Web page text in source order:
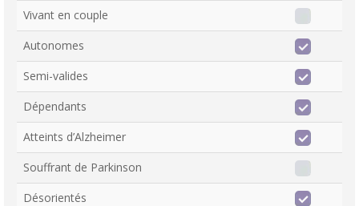
Vivant en couple
Autonomes
Semi-valides
Dépendants
Atteints d’Alzheimer
Souffrant de Parkinson
Désorientés